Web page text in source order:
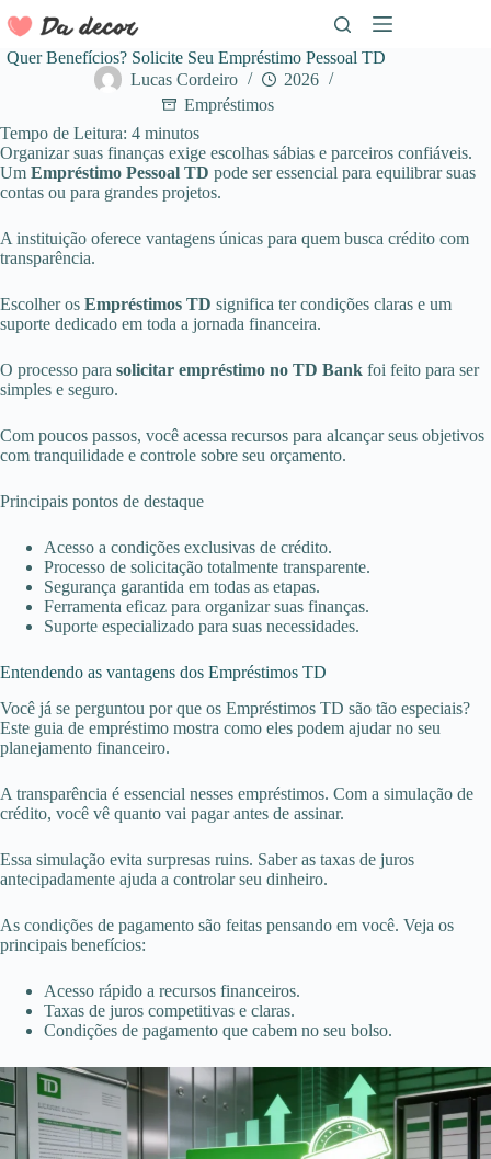
para
conteúdo
Quer Benefícios? Solicite Seu Empréstimo Pessoal TD
Lucas Cordeiro
2026
Empréstimos
Tempo de Leitura: 4 minutos
Organizar suas finanças exige escolhas sábias e parceiros confiáveis.
Um Empréstimo Pessoal TD pode ser essencial para equilibrar suas
contas ou para grandes projetos.
A instituição oferece vantagens únicas para quem busca crédito com
transparência.
Escolher os Empréstimos TD significa ter condições claras e um
suporte dedicado em toda a jornada financeira.
O processo para solicitar empréstimo no TD Bank foi feito para ser
simples e seguro.
Com poucos passos, você acessa recursos para alcançar seus objetivos
com tranquilidade e controle sobre seu orçamento.
Principais pontos de destaque
Acesso a condições exclusivas de crédito.
Processo de solicitação totalmente transparente.
Segurança garantida em todas as etapas.
Ferramenta eficaz para organizar suas finanças.
Suporte especializado para suas necessidades.
Entendendo as vantagens dos Empréstimos TD
Você já se perguntou por que os Empréstimos TD são tão especiais?
Este guia de empréstimo mostra como eles podem ajudar no seu
planejamento financeiro.
A transparência é essencial nesses empréstimos. Com a simulação de
crédito, você vê quanto vai pagar antes de assinar.
Essa simulação evita surpresas ruins. Saber as taxas de juros
antecipadamente ajuda a controlar seu dinheiro.
As condições de pagamento são feitas pensando em você. Veja os
principais benefícios:
Acesso rápido a recursos financeiros.
Taxas de juros competitivas e claras.
Condições de pagamento que cabem no seu bolso.